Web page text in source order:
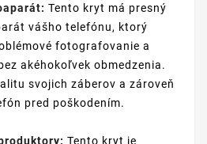
Tento kryt má presný
vášho telefónu, ktorý
fotografovanie a
akéhokoľvek obmedzenia.
svojich záberov a zároveň
pred poškodením.
Tento kryt je